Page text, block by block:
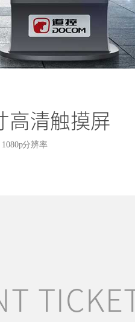
高清触摸屏
1080p分辨率